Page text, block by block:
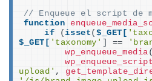
// Enqueue el script de
function
if
(isset ($_GET[
$_GET[ 'taxonomy' ==
wp_enqueue_media
wp_enqueue_script
upload' ,